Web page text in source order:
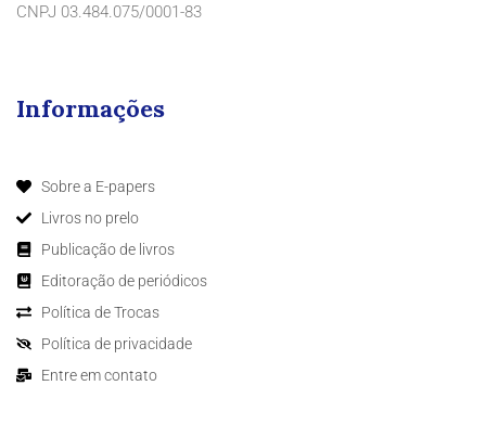
CNPJ 03.484.075/0001-83
Informações
Sobre a E-papers
Livros no prelo
Publicação de livros
Editoração de periódicos
Política de Trocas
Política de privacidade
Entre em contato